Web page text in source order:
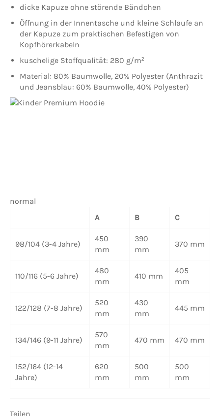
dicke Kapuze ohne störende Bändchen
Öffnung in der Innentasche und kleine Schlaufe an
der Kapuze zum praktischen Befestigen von
Kopfhörerkabeln
kuschelige Stoffqualität: 280 g/m²
Material: 80% Baumwolle, 20% Polyester (Anthrazit
und Jeansblau: 60% Baumwolle, 40% Polyester)
normal
A
B C
98/104 (3-4 Jahre)
450
mm
390
mm
370 mm
110/116 (5-6 Jahre)
480
mm
410 mm
405
mm
122/128 (7-8 Jahre)
520
mm
430
mm
445 mm
134/146 (9-11 Jahre)
570
mm
470 mm 470 mm
152/164 (12-14
Jahre)
620
mm
500
mm
500
mm
Teilen